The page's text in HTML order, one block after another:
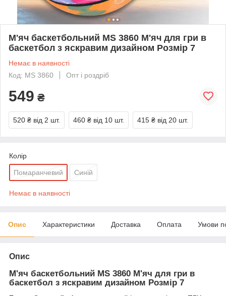
М'яч баскетбольний MS 3860 М'яч для гри в
баскетбол з яскравим дизайном Розмір 7
Немає в наявності
Код: MS 3860
Опт і роздріб
549 ₴
520 ₴ від 2 шт. 460 ₴ від 10 шт. 415 ₴ від 20 шт.
Колір
Помаранчевий Синій
Немає в наявності
Опис Характеристики Доставка Оплата Умови
Опис
М'яч баскетбольний MS 3860 М'яч для гри в
баскетбол з яскравим дизайном Розмір 7